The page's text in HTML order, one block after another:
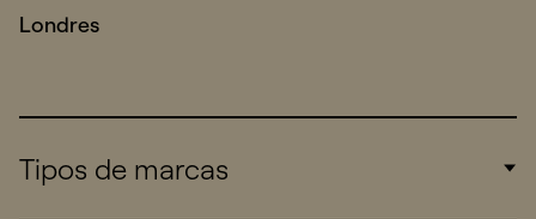
Londres
Tipos de marcas